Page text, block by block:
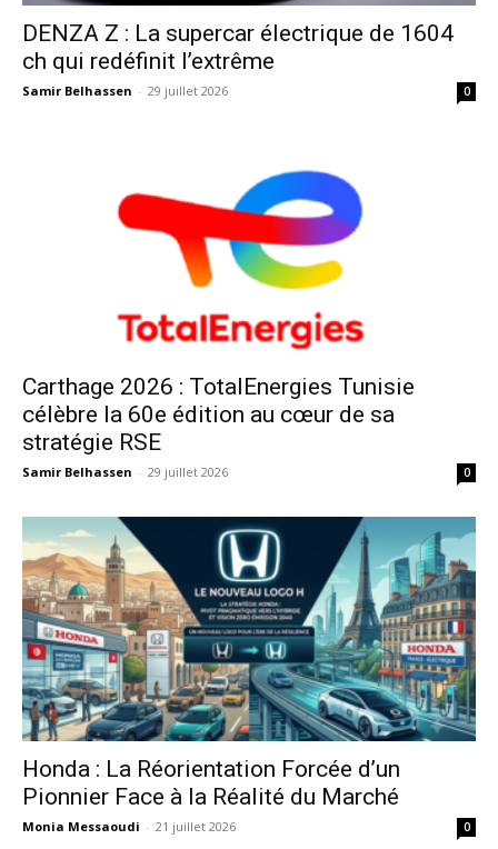
DENZA Z : La supercar électrique de 1604
ch qui redéfinit l’extrême
Samir Belhassen - 29 juillet 2026 0
Carthage 2026 : TotalEnergies Tunisie
célèbre la 60e édition au cœur de sa
stratégie RSE
Samir Belhassen - 29 juillet 2026 0
Honda : La Réorientation Forcée d’un
Pionnier Face à la Réalité du Marché
Monia Messaoudi - 21 juillet 2026 0